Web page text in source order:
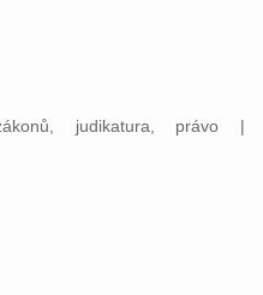
judikatura, právo |